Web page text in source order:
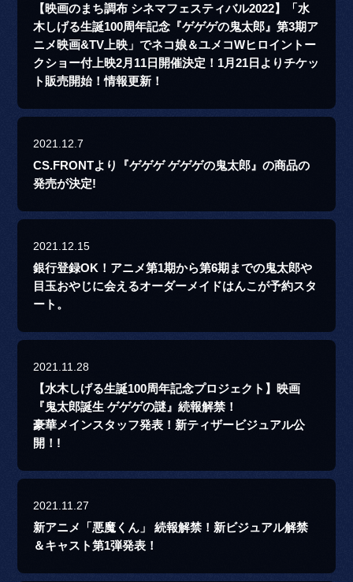
【映画のまち調布 シネマフェスティバル2022】「水
木しげる生誕100周年記念『ゲゲゲの鬼太郎』第3期ア
ニメ映画&TV上映」でネコ娘＆ユメコWヒロイントー
クショー付上映2月11日開催決定！1月21日よりチケッ
ト販売開始！情報更新！
2021.12.7
CS.FRONTより『ゲゲゲ ゲゲゲの鬼太郎』の商品の
発売が決定!
2021.12.15
銀行登録OK！アニメ第1期から第6期までの鬼太郎や
目玉おやじに会えるオーダーメイドはんこが予約スタ
ート。
2021.11.28
【水木しげる生誕100周年記念プロジェクト】映画
『鬼太郎誕生 ゲゲゲの謎』続報解禁！
豪華メインスタッフ発表！新ティザービジュアル公
開！!
2021.11.27
新アニメ「悪魔くん」 続報解禁！新ビジュアル解禁
＆キャスト第1弾発表！